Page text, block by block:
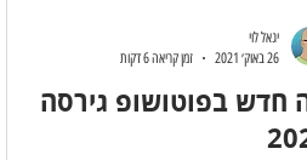
חדש בפוטושופ גירסה
יגאל לוי
26 באוק׳ 2021
זמן קריאה 6 דקות